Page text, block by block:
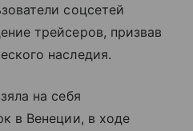
соцсетей
трейсеров, призвав
наследия.
на себя
в Венеции, в ходе